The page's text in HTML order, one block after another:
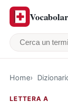
Cerca un
Home
LETTERA A